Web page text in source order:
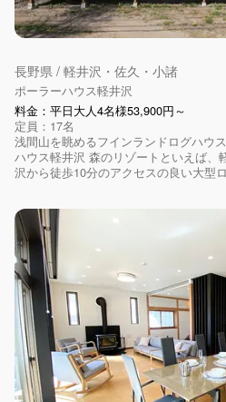
長野県 / 軽井沢・佐久・小諸
ポーラーハウス軽井沢
料金：平日大人4名様53,900円～
定員：17名
浅間山を眺めるフインランドログハウ
ハウス軽井沢 森のリゾートといえば、
沢から徒歩10分のアクセスの良い大型